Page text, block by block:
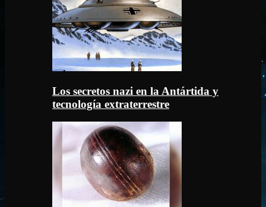
Los secretos nazi en la Antártida y
tecnología extraterrestre